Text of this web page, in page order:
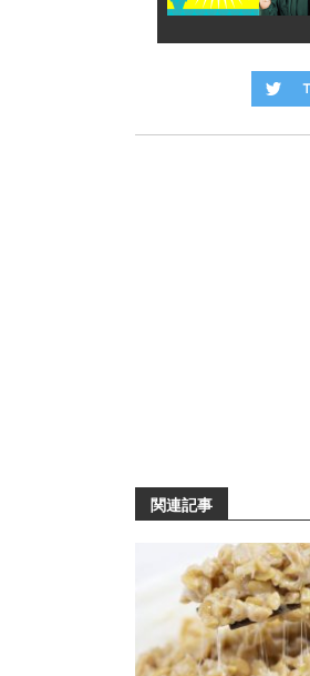
関連記事